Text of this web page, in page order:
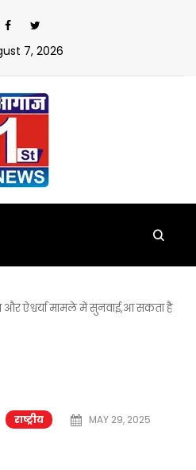
7, 2026
और ऐश्वर्या मामले में सुनवाई,आ सकता है
राष्ट्रीय
MAY 29, 2025